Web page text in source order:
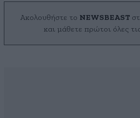
Ακολουθήστε το NEWSBEAST
και μάθετε πρώτοι όλες